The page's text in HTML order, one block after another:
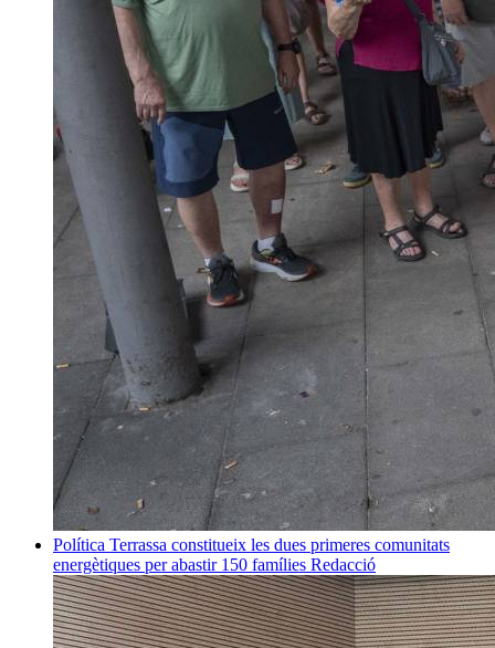
Política Terrassa constitueix les dues primeres comunitats
energètiques per abastir 150 famílies Redacció